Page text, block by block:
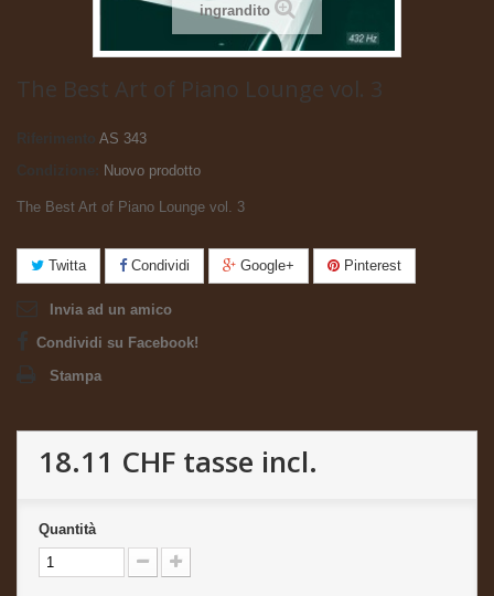
ingrandito
The Best Art of Piano Lounge vol. 3
Riferimento
AS 343
Nuovo prodotto
The Best Art of Piano Lounge vol. 3
Twitta Condividi Google+ Pinterest
Invia ad un amico
Condividi su Facebook!
Stampa
18.11 CHF tasse incl.
Quantità